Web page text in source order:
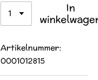
In
Artikelnummer:
0001012815